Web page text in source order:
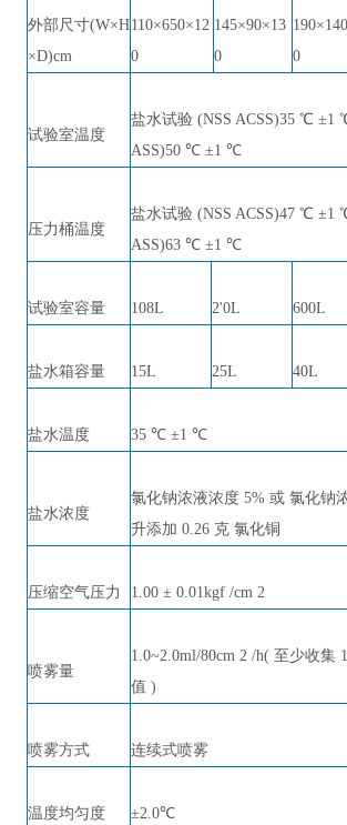
外部尺寸(W×H
×D)cm
110×650×12
0
145×90×13
0
0
试验室温度
盐水试验(NSS ACSS)35 ℃ ±1
ASS)50 ℃ ±1 ℃
压力桶温度
盐水试验(NSS ACSS)47 ℃ ±1
ASS)63 ℃ ±1 ℃
试验室容量 108L 2'0L 600L
盐水箱容量 15L 25L 40L
盐水温度 35 ℃ ±1 ℃
盐水浓度
氯化钠浓液浓度5% 或 氯化钠
升添加 0.26 克 氯化铜
压缩空气压力 1.00 ± 0.01kgf /cm 2
喷雾量
1.0~2.0ml/80cm 2 /h( 至少收集
值 )
喷雾方式 连续式喷雾
温度均匀度 ±2.0℃